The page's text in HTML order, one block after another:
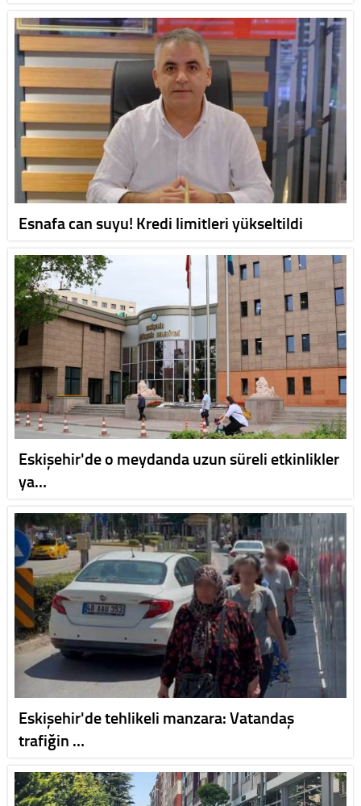
Esnafa can suyu! Kredi limitleri yükseltildi
Eskişehir'de o meydanda uzun süreli etkinlikler
ya…
Eskişehir'de tehlikeli manzara: Vatandaş
trafiğin …